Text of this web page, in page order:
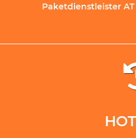
Paketdienstleister